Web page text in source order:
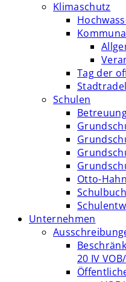
Klimaschutz
Tag der
Schulen
Otto-
Unternehmen
20 IV